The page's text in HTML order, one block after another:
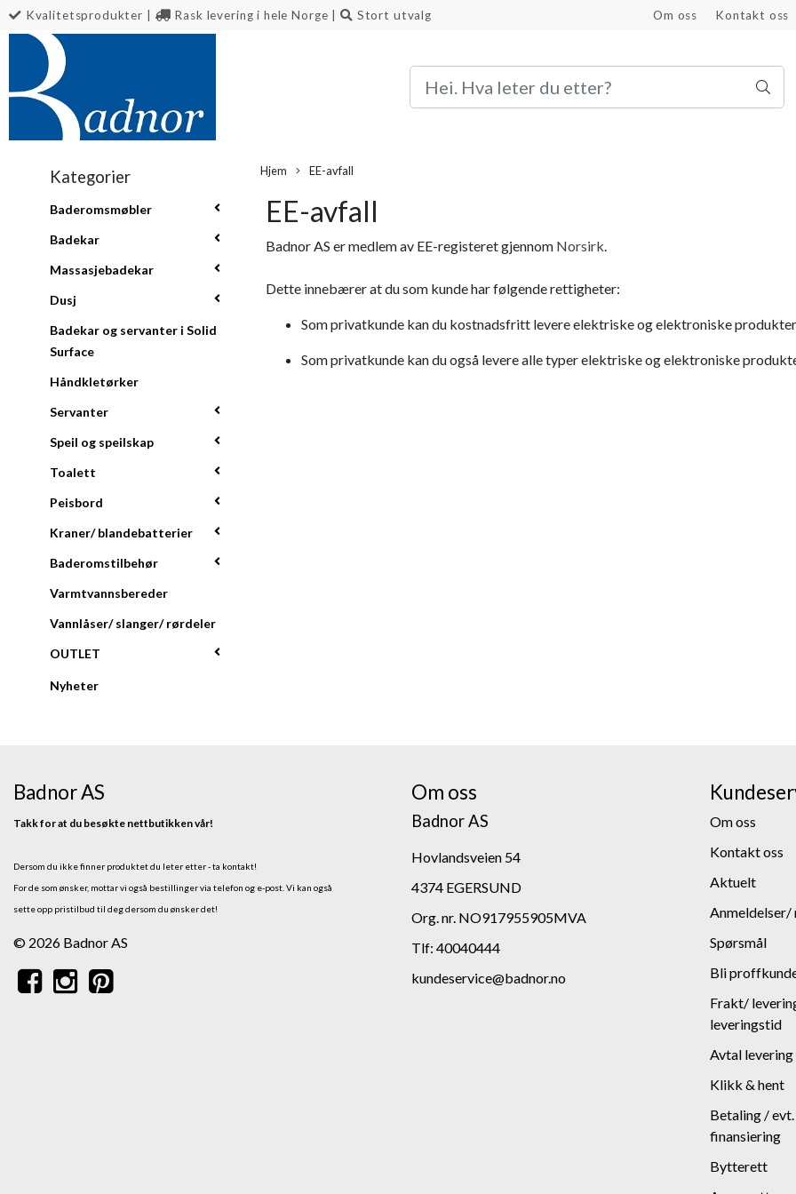
Kvalitetsprodukter Rask levering i hele Norge Stort utvalg Om oss Kontakt oss
Kategorier
Baderomsmøbler
Badekar
Massasjebadekar
Dusj
Badekar og servanter i Solid
Surface
Håndkletørker
Servanter
Speil og speilskap
Toalett
Peisbord
Kraner/ blandebatterier
Baderomstilbehør
Varmtvannsbereder
Vannlåser/ slanger/ rørdeler
OUTLET
Nyheter
Hjem EE-avfall
EE-avfall
Badnor AS er medlem av EE-registeret gjennom Norsirk.
Dette innebærer at du som kunde har følgende rettigheter:
Som privatkunde kan du kostnadsfritt levere elektriske og elektroniske
Som privatkunde kan du også levere alle typer elektriske og elektroniske
Badnor AS
Takk for at du besøkte nettbutikken vår!
Dersom du ikke finner produktet du leter etter - ta kontakt!
For de som ønsker, mottar vi også bestillinger via telefon og e-post. Vi kan også
sette opp pristilbud til deg dersom du ønsker det!
© 2026 Badnor AS
Om oss
Badnor AS
Hovlandsveien 54
4374 EGERSUND
Org. nr. NO917955905MVA
Tlf: 40040444
kundeservice@badnor.no
Om oss
Kontakt oss
Aktuelt
Anmeldelser/
Spørsmål
Bli
Frakt/
leveringstid
Avtal levering
Klikk & hent
Betaling /
finansiering
Bytterett